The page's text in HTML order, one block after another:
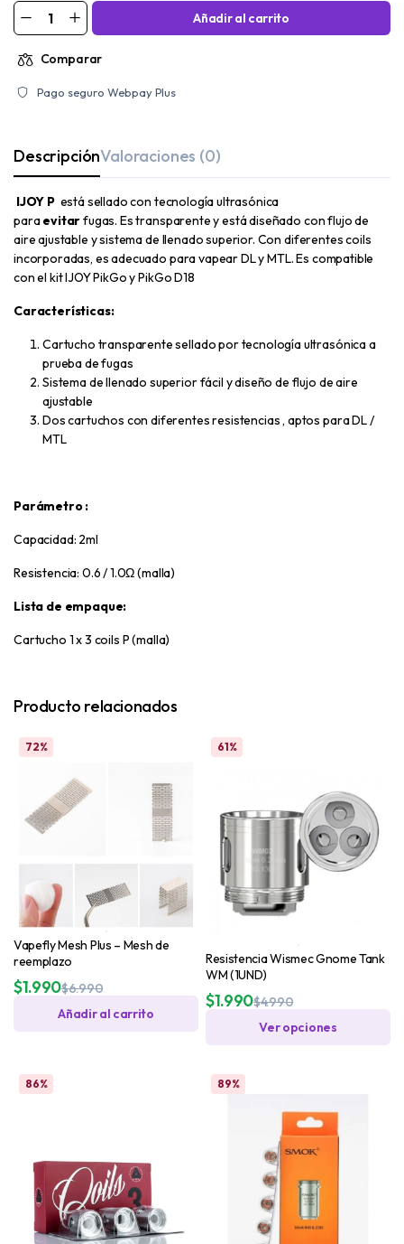
Añadir al carrito
Comparar
Pago seguro Webpay Plus
DescripciónValoraciones (0)
IJOY Pestá sellado con tecnología ultrasónica
paraevitarfugas. Es transparente y está diseñado con flujo de
aire ajustable y sistema de llenado superior. Con diferentes coils
incorporadas, es adecuado para vapear DL y MTL. Es compatible
con el kit IJOY PikGo y PikGo D18
Características:
Cartucho transparente sellado por tecnología ultrasónica a
prueba de fugas
Sistema de llenado superior fácil y diseño de flujo de aire
ajustable
Dos cartuchos con diferentes resistencias , aptos para DL /
MTL
Parámetro :
Capacidad: 2ml
Resistencia: 0.6 / 1.0Ω (malla)
Lista de empaque:
Cartucho 1 x 3 coils P (malla)
Producto relacionados
72%
Vapefly Mesh Plus – Mesh de
reemplazo
$6.990
$1.990
Añadir al carrito
61%
Resistencia Wismec Gnome Tank
WM (1UND)
$4.990
$1.990
Ver opciones
86% 89%